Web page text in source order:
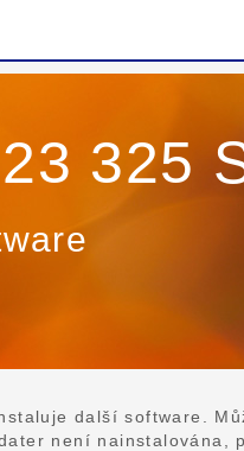
325
další software.
není